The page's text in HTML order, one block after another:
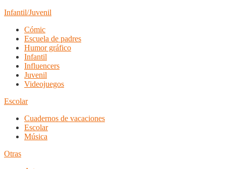
Infantil/Juvenil
Cómic
Escuela de padres
Humor gráfico
Infantil
Influencers
Juvenil
Videojuegos
Escolar
Cuadernos de vacaciones
Escolar
Música
Otras